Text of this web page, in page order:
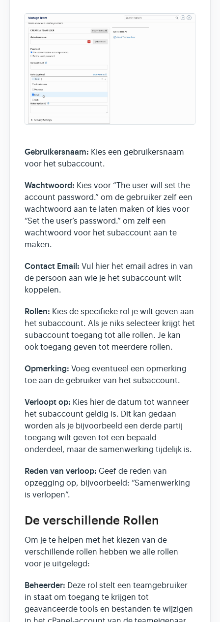
Gebruikersnaam: Kies een gebruikersnaam
voor het subaccount.
Wachtwoord: Kies voor “The user will set the
account password.” om de gebruiker zelf een
wachtwoord aan te laten maken of kies voor
“Set the user’s password.” om zelf een
wachtwoord voor het subaccount aan te
maken.
Contact Email: Vul hier het email adres in van
de persoon aan wie je het subaccount wilt
koppelen.
Rollen: Kies de specifieke rol je wilt geven aan
het subaccount. Als je niks selecteer krijgt het
subaccount toegang tot alle rollen. Je kan
ook toegang geven tot meerdere rollen.
Opmerking: Voeg eventueel een opmerking
toe aan de gebruiker van het subaccount.
Verloopt op: Kies hier de datum tot wanneer
het subaccount geldig is. Dit kan gedaan
worden als je bijvoorbeeld een derde partij
toegang wilt geven tot een bepaald
onderdeel, maar de samenwerking tijdelijk is.
Reden van verloop: Geef de reden van
opzegging op, bijvoorbeeld: “Samenwerking
is verlopen”.
De verschillende Rollen
Om je te helpen met het kiezen van de
verschillende rollen hebben we alle rollen
voor je uitgelegd:
Beheerder: Deze rol stelt een teamgebruiker
in staat om toegang te krijgen tot
geavanceerde tools en bestanden te wijzigen